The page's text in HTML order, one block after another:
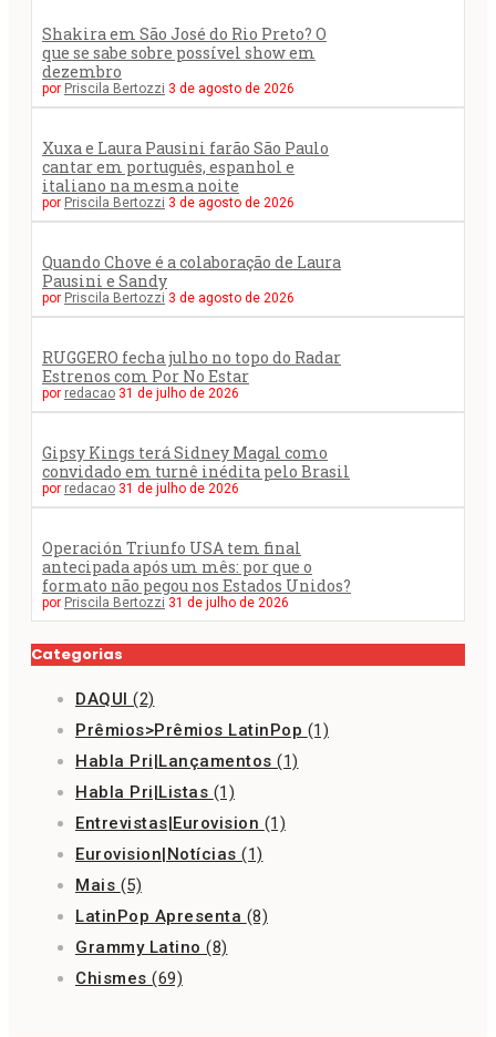
Shakira em São José do Rio Preto? O
que se sabe sobre possível show em
dezembro
por Priscila Bertozzi 3 de agosto de 2026
Xuxa e Laura Pausini farão São Paulo
cantar em português, espanhol e
italiano na mesma noite
por Priscila Bertozzi 3 de agosto de 2026
Quando Chove é a colaboração de Laura
Pausini e Sandy
por Priscila Bertozzi 3 de agosto de 2026
RUGGERO fecha julho no topo do Radar
Estrenos com Por No Estar
por redacao 31 de julho de 2026
Gipsy Kings terá Sidney Magal como
convidado em turnê inédita pelo Brasil
por redacao 31 de julho de 2026
Operación Triunfo USA tem final
antecipada após um mês: por que o
formato não pegou nos Estados Unidos?
por Priscila Bertozzi 31 de julho de 2026
Categorias
DAQUI (2)
Prêmios>Prêmios LatinPop (1)
Habla Pri|Lançamentos (1)
Habla Pri|Listas (1)
Entrevistas|Eurovision (1)
Eurovision|Notícias (1)
Mais (5)
LatinPop Apresenta (8)
Grammy Latino (8)
Chismes (69)